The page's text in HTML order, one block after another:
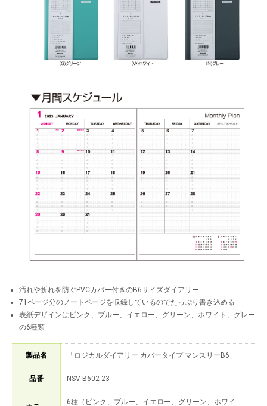
汚れや折れを防ぐPVCカバー付きのB6サイズダイアリー
71ページ分のノートページを収録しているのでたっぷり書き込める
表紙デザインはピンク、ブルー、イエロー、グリーン、ホワイト、グレー
の6種類
製品名 「ロジカルダイアリー カバータイプ マンスリーB6」
品番 NSV-B602-23
6種（ピンク、ブルー、イエロー、グリーン、ホワイ